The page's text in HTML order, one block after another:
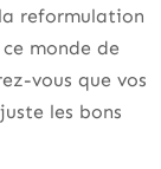
reformulation
monde de
vous que vos
les bons